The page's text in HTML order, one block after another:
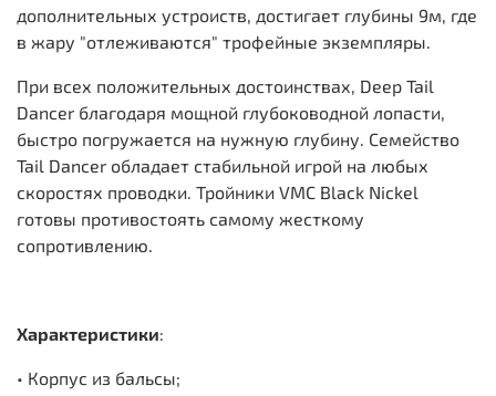
дополнительных устроиств, достигает глубины 9м, где
в жару "отлеживаются" трофейные экземпляры.
При всех положительных достоинствах, Deep Tail
Dancer благодаря мощной глубоководной лопасти,
быстро погружается на нужную глубину. Семейство
Tail Dancer обладает стабильной игрой на любых
скоростях проводки. Тройники VMC Black Nickel
готовы противостоять самому жесткому
сопротивлению.
Характеристики:
• Корпус из бальсы;